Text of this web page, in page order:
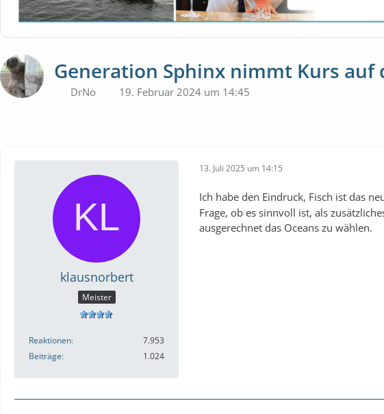
Generation Sphinx nimmt Kurs auf
DrNo 19. Februar 2024 um 14:45
klausnorbert
Meister
Reaktionen
7.953
Beiträge
1.024
13. Juli 2025 um 14:15
Ich habe den Eindruck, Fisch ist das
Frage, ob es sinnvoll ist, als
ausgerechnet das Oceans zu wählen.